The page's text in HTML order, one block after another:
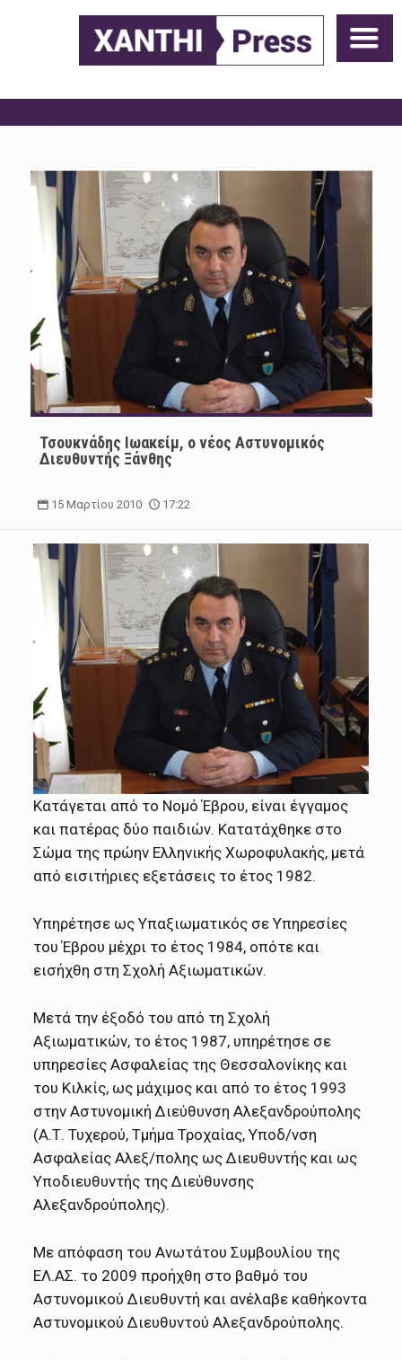
Τσουκνάδης Ιωακείμ, ο νέος Αστυνομικός
Διευθυντής Ξάνθης
15 Μαρτίου 2010 17:22
Κατάγεται από το Νομό Έβρου, είναι έγγαμος
και πατέρας δύο παιδιών. Κατατάχθηκε στο
Σώμα της πρώην Ελληνικής Χωροφυλακής, μετά
από εισιτήριες εξετάσεις το έτος 1982.
Υπηρέτησε ως Υπαξιωματικός σε Υπηρεσίες
του Έβρου μέχρι το έτος 1984, οπότε και
εισήχθη στη Σχολή Αξιωματικών.
Μετά την έξοδό του από τη Σχολή
Αξιωματικών, το έτος 1987, υπηρέτησε σε
υπηρεσίες Ασφαλείας της Θεσσαλονίκης και
του Κιλκίς, ως μάχιμος και από το έτος 1993
στην Αστυνομική Διεύθυνση Αλεξανδρούπολης
(Α.Τ. Τυχερού, Τμήμα Τροχαίας, Υποδ/νση
Ασφαλείας Αλεξ/πολης ως Διευθυντής και ως
Υποδιευθυντής της Διεύθυνσης
Αλεξανδρούπολης).
Με απόφαση του Ανωτάτου Συμβουλίου της
ΕΛ.ΑΣ. το 2009 προήχθη στο βαθμό του
Αστυνομικού Διευθυντή και ανέλαβε καθήκοντα
Αστυνομικού Διευθυντού Αλεξανδρούπολης.